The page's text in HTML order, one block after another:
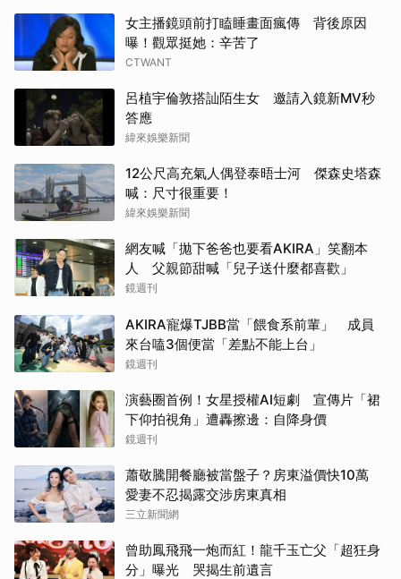
女主播鏡頭前打瞌睡畫面瘋傳 背後原因
曝！觀眾挺她：辛苦了
CTWANT
呂植宇倫敦搭訕陌生女 邀請入鏡新MV秒
答應
緯來娛樂新聞
12公尺高充氣人偶登泰晤士河 傑森史塔森
喊：尺寸很重要！
緯來娛樂新聞
網友喊「拋下爸爸也要看AKIRA」笑翻本
人 父親節甜喊「兒子送什麼都喜歡」
鏡週刊
AKIRA寵爆TJBB當「餵食系前輩」 成員
來台嗑3個便當「差點不能上台」
鏡週刊
演藝圈首例！女星授權AI短劇 宣傳片「裙
下仰拍視角」遭轟擦邊：自降身價
鏡週刊
蕭敬騰開餐廳被當盤子？房東溢價快10萬
愛妻不忍揭露交涉房東真相
三立新聞網
曾助鳳飛飛一炮而紅！龍千玉亡父「超狂身
分」曝光 哭揭生前遺言